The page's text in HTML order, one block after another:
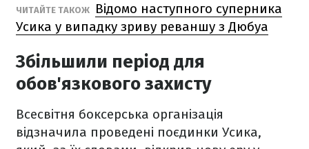
ЧИТАЙТЕ ТАКОЖ
Відомо наступного суперника
Усика у випадку зриву реваншу з Дюбуа
Збільшили період для
обов'язкового захисту
Всесвітня боксерська організація
відзначила проведені поєдинки Усика,